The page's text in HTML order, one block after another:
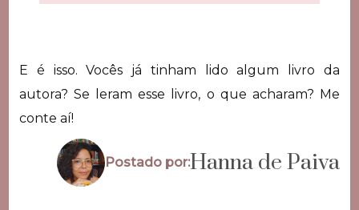
E é isso. Vocês já tinham lido algum livro da
autora? Se leram esse livro, o que acharam? Me
conte aí!
Postado por:Hanna de Paiva